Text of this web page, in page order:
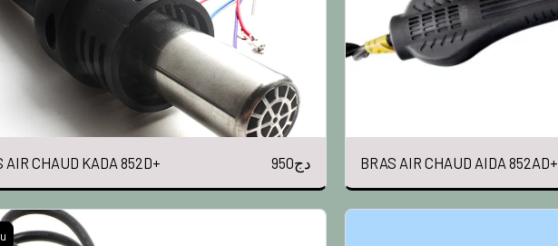
AIR CHAUD KADA 852D+ 950دج BRAS AIR CHAUD AIDA 852AD+